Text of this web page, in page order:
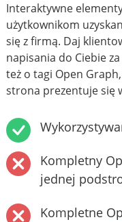
Interaktywne
użytkownikom
się z firmą. Daj
napisania do Ciebie
też o tagi Open
strona prezentuje się
Kompletny
jednej
Kompletne